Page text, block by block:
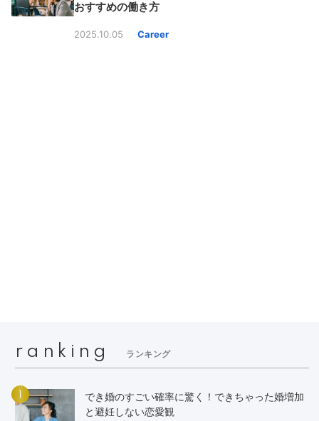
おすすめの働き方
2025.10.05 Career
ranking ランキング
でき婚のすごい確率に驚く！できちゃった婚増加
と避妊しない恋愛観